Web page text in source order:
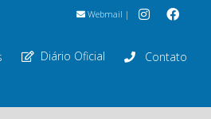
Webmail |
Diário Oficial Contato